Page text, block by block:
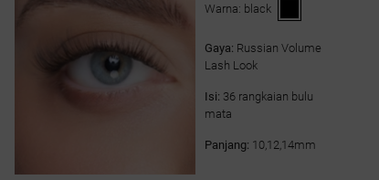
Warna: black
Gaya: Russian Volume
Lash Look
Isi: 36 rangkaian bulu
mata
Panjang: 10,12,14mm